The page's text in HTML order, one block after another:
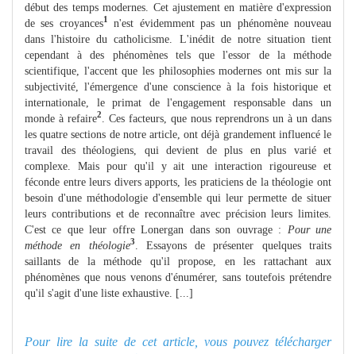
début des temps modernes. Cet ajustement en matière d'expression
de ses croyances1
n'est évidemment pas un phénomène nouveau
dans l'histoire du catholicisme. L'inédit de notre situation tient
cependant à des phénomènes tels que l'essor de la méthode
scientifique, l'accent que les philosophies modernes ont mis sur la
subjectivité, l'émergence d'une conscience à la fois historique et
internationale, le primat de l'engagement responsable dans un
monde à refaire2
. Ces facteurs, que nous reprendrons un à un dans
les quatre sections de notre article, ont déjà grandement influencé le
travail des théologiens, qui devient de plus en plus varié et
complexe. Mais pour qu'il y ait une interaction rigoureuse et
féconde entre leurs divers apports, les praticiens de la théologie ont
besoin d'une méthodologie d'ensemble qui leur permette de situer
leurs contributions et de reconnaître avec précision leurs limites.
C'est ce que leur offre Lonergan dans son ouvrage : Pour une
méthode en théologie3
. Essayons de présenter quelques traits
saillants de la méthode qu'il propose, en les rattachant aux
phénomènes que nous venons d'énumérer, sans toutefois prétendre
qu'il s'agit d'une liste exhaustive. [...]
Pour lire la suite de cet article, vous pouvez télécharger